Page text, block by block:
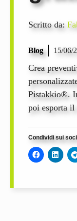
Scritto da:
Blog 15/06/
Crea
Pistakkio®.
poi esporta
Condividi sui